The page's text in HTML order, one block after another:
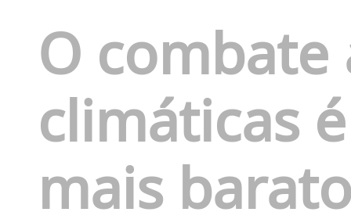
O
climáticas
mais